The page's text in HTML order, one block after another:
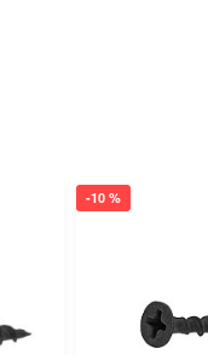
-10 %